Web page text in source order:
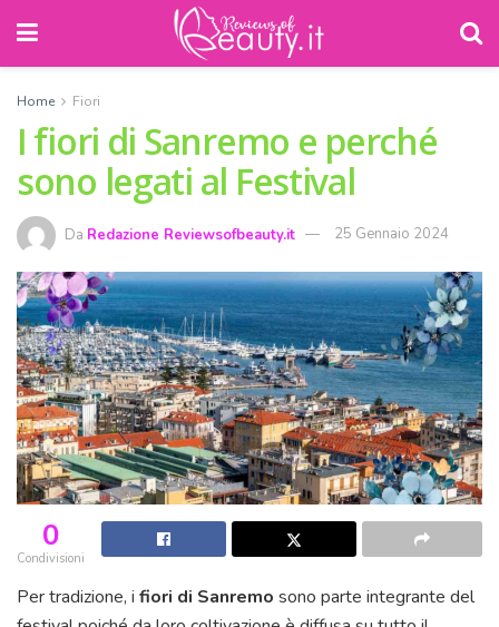
Home Fiori
I fiori di Sanremo e perché
sono legati al Festival
Da Redazione Reviewsofbeauty.it 25 Gennaio 2024
0
Condivisioni
Per tradizione, i fiori di Sanremo sono parte integrante del